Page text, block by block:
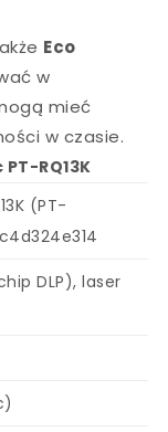
Eco
w
mieć
w czasie.
RQ13K
(PT-
DLP), laser